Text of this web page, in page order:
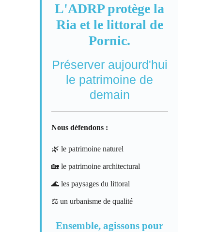
L'ADRP protège la
Ria et le littoral de
Pornic.
Préserver aujourd'hui
le patrimoine de
demain
Nous défendons :
🌿 le patrimoine naturel
🏡 le patrimoine architectural
🌊 les paysages du littoral
⚖️ un urbanisme de qualité
Ensemble, agissons pour